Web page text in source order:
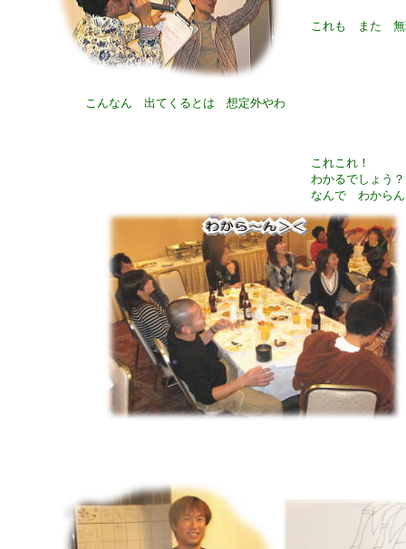
これこれ！
わかるでしょう
なんで わからん
これも また 無
こんなん 出てくるとは 想定外やわ